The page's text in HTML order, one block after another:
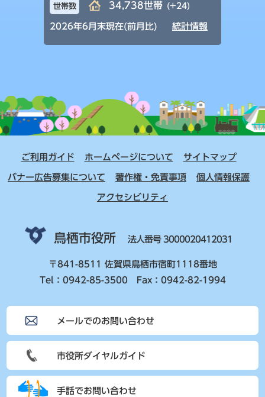
世帯数 34,738世帯 (+24)
2026年6月末現在(前月比) 統計情報
ご利用ガイド ホームページについて サイトマップ
バナー広告募集について 著作権・免責事項 個人情報保護
アクセシビリティ
鳥栖市役所 法人番号 3000020412031
〒841-8511 佐賀県鳥栖市宿町1118番地
Tel：0942-85-3500 Fax：0942-82-1994
メールでのお問い合わせ
市役所ダイヤルガイド
手話でお問い合わせ